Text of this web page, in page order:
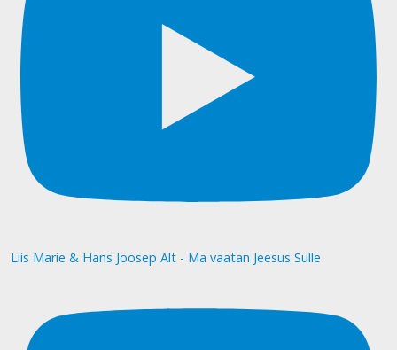
Liis Marie & Hans Joosep Alt - Ma vaatan Jeesus Sulle